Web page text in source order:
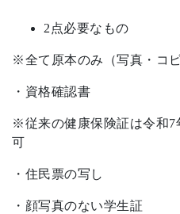
2点必要なもの
※全て原本のみ（写真・コ
・資格確認書
※従来の健康保険証は令和7
可
・住民票の写し
・顔写真のない学生証